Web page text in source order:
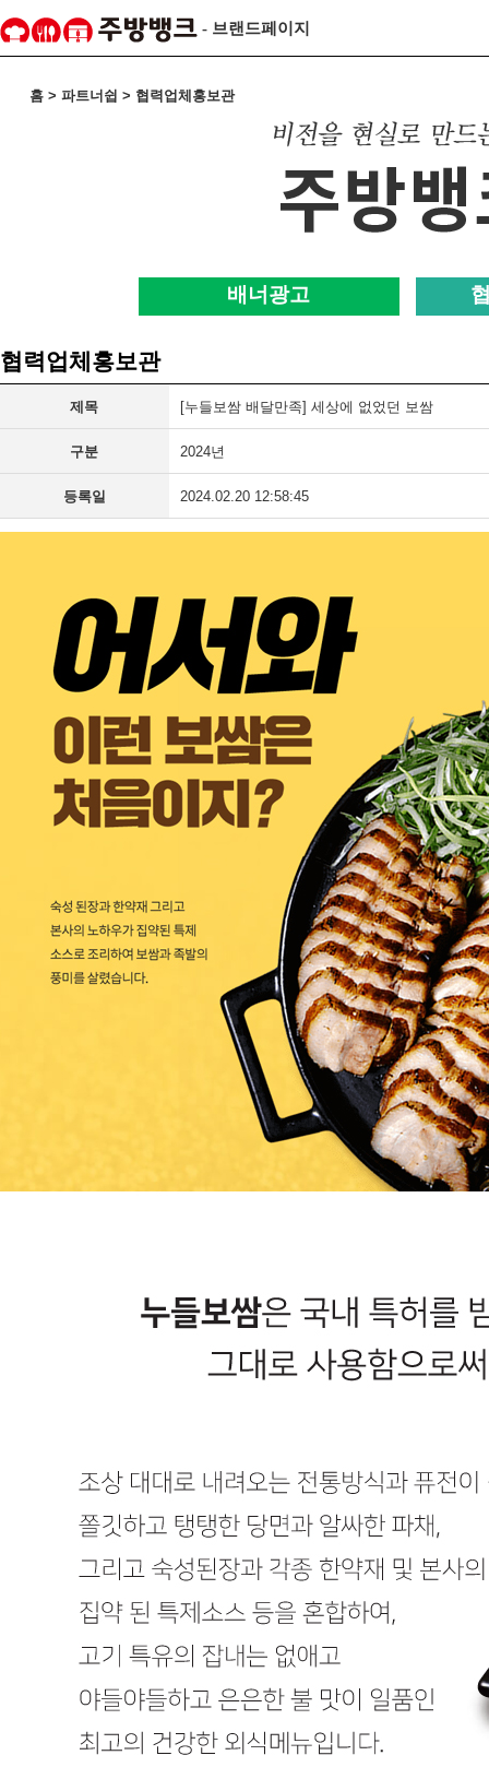
- 브랜드페이지
홈 > 파트너쉽 > 협력업체홍보관
배너광고
협력업체홍보관
제목 [누들보쌈 배달만족] 세상에 없었던 보쌈
구분 2024년
등록일 2024.02.20 12:58:45